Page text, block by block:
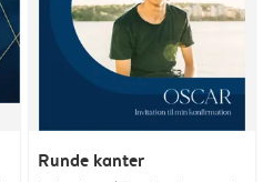
Runde kanter